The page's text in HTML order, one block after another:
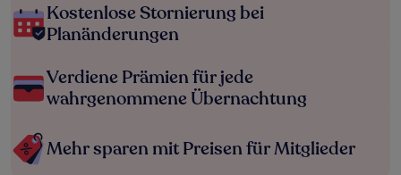
Kostenlose Stornierung bei
Planänderungen
Verdiene Prämien für jede
wahrgenommene Übernachtung
Mehr sparen mit Preisen für Mitglieder